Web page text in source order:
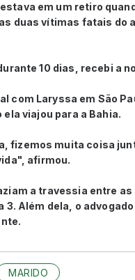
em um retiro
duas vítimas fatais do
10 dias, recebi a
com Laryssa em São
viajou para a Bahia.
fizemos muita coisa
afirmou.
a travessia entre
Além dela, o
MARIDO